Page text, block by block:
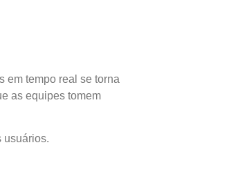
em tempo real se torna
as equipes tomem
usuários.